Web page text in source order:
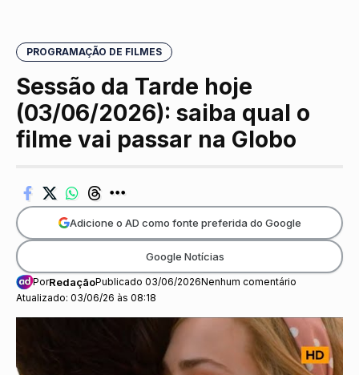
PROGRAMAÇÃO DE FILMES
Sessão da Tarde hoje
(03/06/2026): saiba qual o
filme vai passar na Globo
Atualizado: 03/06/26 às 08:18
PorRedaçãoPublicado 03/06/2026Nenhum comentário
Adicione o AD como fonte preferida do Google
Google Notícias